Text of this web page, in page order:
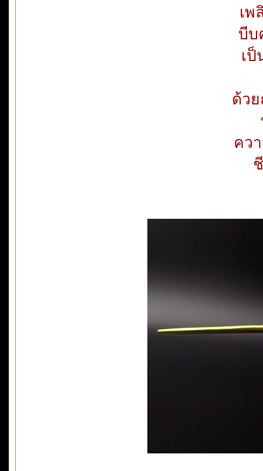
เพ
บีบ
เ
ด้ว
คว